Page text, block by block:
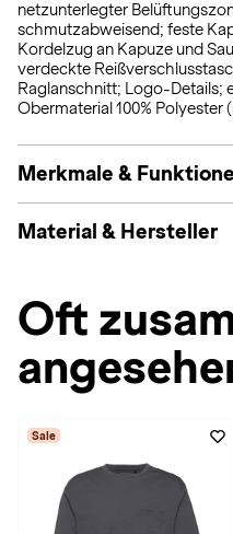
netzunterlegter
schmutzabweisend; feste
Kordelzug an Kapuze und
verdeckte
Raglanschnitt; Logo-Details;
Obermaterial 100% Polyester
Merkmale &
Material & Hersteller
Oft
Sale